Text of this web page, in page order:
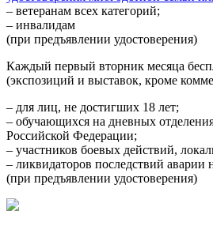
– ветеранам всех категорий;
– инвалидам
(при предъявлении удостоверения)
Каждый первый вторник месяца
(экспозиций и выставок, кроме
– для лиц, не достигших 18 лет;
– обучающихся на дневных
Российской Федерации;
– участников боевых действий,
– ликвидаторов последствий
(при предъявлении удостоверения)